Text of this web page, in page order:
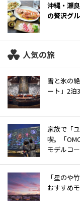
沖縄・瀬
の贅沢グ
人気の旅
雪と氷の
ート」2泊
家族で「
喫。「
モデルコ
「星のや
おすすめ